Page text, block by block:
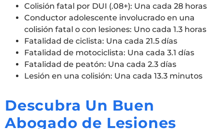
Colisión fatal por DUI (.08+): Una cada 28 horas
Conductor adolescente involucrado en una
colisión fatal o con lesiones: Uno cada 1.3 horas
Fatalidad de ciclista: Una cada 21.5 días
Fatalidad de motociclista: Una cada 3.1 días
Fatalidad de peatón: Una cada 2.3 días
Lesión en una colisión: Una cada 13.3 minutos
Descubra Un Buen
Abogado de Lesiones